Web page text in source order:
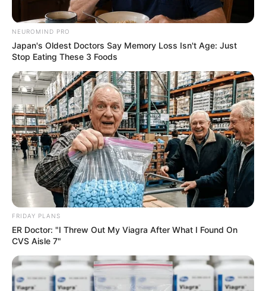
NEUROMIND PRO
Japan's Oldest Doctors Say Memory Loss Isn't Age: Just
Stop Eating These 3 Foods
FRIDAY PLANS
ER Doctor: "I Threw Out My Viagra After What I Found On
CVS Aisle 7"